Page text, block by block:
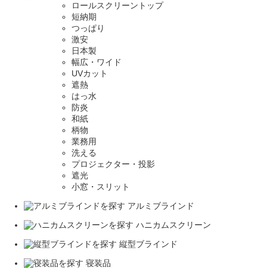
ロールスクリーントップ
短納期
つっぱり
激安
日本製
幅広・ワイド
UVカット
遮熱
はっ水
防炎
和紙
柄物
業務用
洗える
プロジェクター・投影
遮光
小窓・スリット
アルミブラインド
ハニカムスクリーン
縦型ブラインド
寝装品